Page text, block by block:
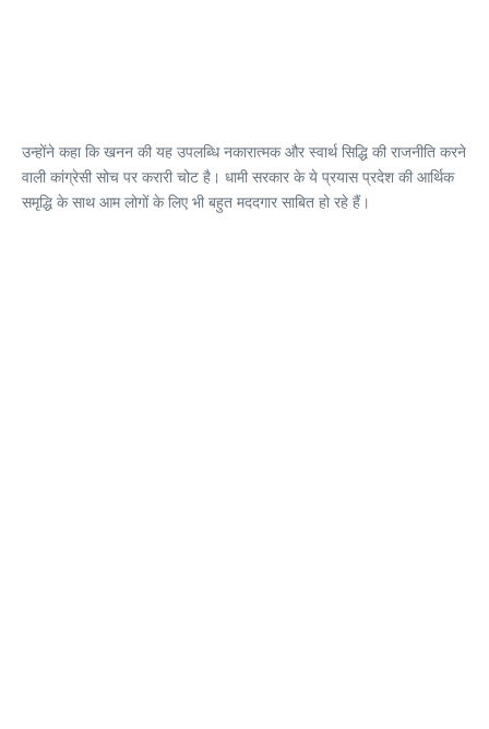
उन्होंने कहा कि खनन की यह उपलब्धि नकारात्मक और स्वार्थ सिद्धि की राजनीति करने
वाली कांग्रेसी सोच पर करारी चोट है। धामी सरकार के ये प्रयास प्रदेश की आर्थिक
समृद्धि के साथ आम लोगों के लिए भी बहुत मददगार साबित हो रहे हैं।